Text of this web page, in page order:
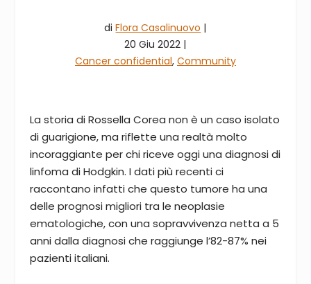
diFlora Casalinuovo |
20 Giu 2022 |
Cancer confidential, Community
La storia di Rossella Corea non è un caso isolato
di guarigione, ma riflette una realtà molto
incoraggiante per chi riceve oggi una diagnosi di
linfoma di Hodgkin. I dati più recenti ci
raccontano infatti che questo tumore ha una
delle prognosi migliori tra le neoplasie
ematologiche, con una sopravvivenza netta a 5
anni dalla diagnosi che raggiunge l’82-87% nei
pazienti italiani.